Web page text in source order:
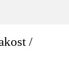
/